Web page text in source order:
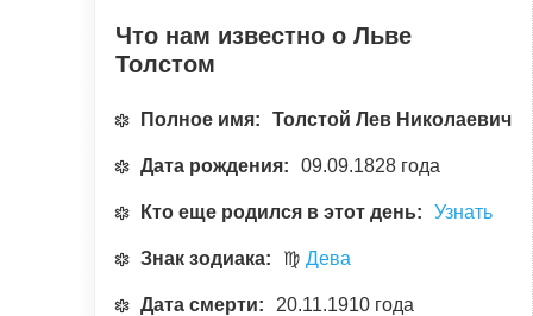
Что нам известно о Льве
Толстом
Полное имя: Толстой Лев Николаевич
Дата рождения: 09.09.1828 года
Кто еще родился в этот день: Узнать
Знак зодиака: ♍ Дева
Дата смерти: 20.11.1910 года